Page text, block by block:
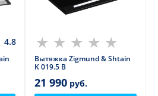
4.8
Вытяжка Zigmund & Shtain
K 019.5 B
21 990 руб.